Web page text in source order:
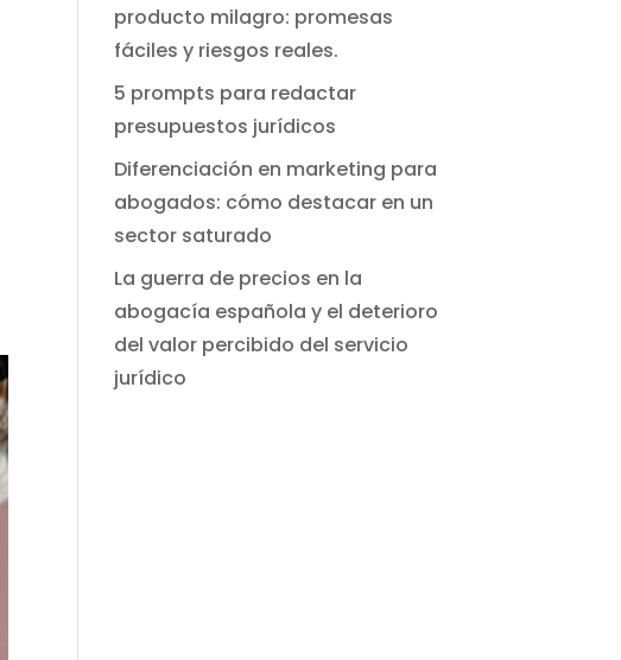
producto milagro: promesas
fáciles y riesgos reales.
5 prompts para redactar
presupuestos jurídicos
Diferenciación en marketing para
abogados: cómo destacar en un
sector saturado
La guerra de precios en la
abogacía española y el deterioro
del valor percibido del servicio
jurídico